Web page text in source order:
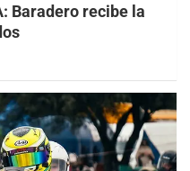
Baradero recibe la